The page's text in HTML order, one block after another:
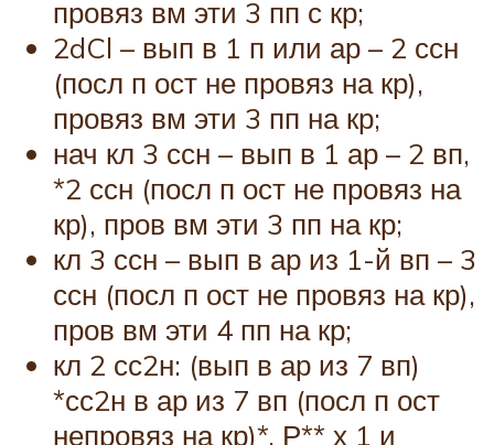
провяз вм эти 3 пп с кр;
2dCl – вып в 1 п или ар – 2 ссн
(посл п ост не провяз на кр),
провяз вм эти 3 пп на кр;
нач кл 3 ссн – вып в 1 ар – 2 вп,
*2 ссн (посл п ост не провяз на
кр), пров вм эти 3 пп на кр;
кл 3 ссн – вып в ар из 1-й вп – 3
ссн (посл п ост не провяз на кр),
пров вм эти 4 пп на кр;
кл 2 сс2н: (вып в ар из 7 вп)
*сс2н в ар из 7 вп (посл п ост
непровяз на кр)*, Р** х 1 и